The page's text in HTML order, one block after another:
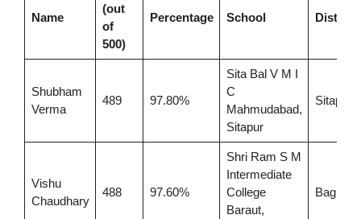
Name
(out
of
500)
Percentage School District
Shubham
Verma
489 97.80%
Sita Bal V M I
C
Mahmudabad,
Sitapur
Sitapur
Vishu
Chaudhary
488 97.60%
Shri Ram S M
Intermediate
College
Baraut,
Bagpat